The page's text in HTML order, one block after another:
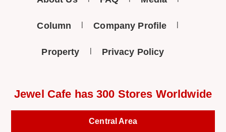
Column Company Profile
Property Privacy Policy
Jewel Cafe has 300 Stores Worldwide
Central Area